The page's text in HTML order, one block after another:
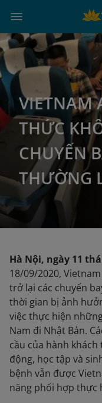
VIETNAM
THỨC
CHUYẾN
THƯỜNG
Hà Nội, ngày 11
18/09/2020,
trở lại các chuyến
thời gian bị ảnh
việc thực hiện
Nam đi Nhật Bản.
cầu của hành
động, học tập và
bệnh vẫn được
năng phối hợp thực